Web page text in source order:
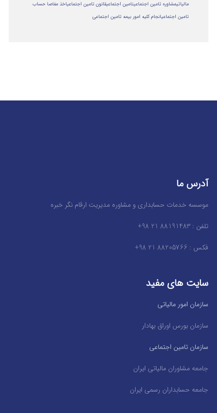
مالياتيمشاوره تامین اجتماعیتامین اجتماعیقانون تامین اجتماعیاخذ مفاصا حساب
تامین اجتماعیانجام کلیه امور بیمه تامین اجتماعی
آدرس ما
موسسه خدمات حسابداری و مشاوره مدیریت ارقام نگر خبره
تلفن : 88191483 21 98+
فکس : 88205766 21 98+
سایت های مفید
سازمان امور مالیاتی
سازمان بورس اوراق بهادار
سازمان تامین اجتماعی
جامعه مشاوران مالیاتی ایران
جامعه حسابداران رسمی ایران